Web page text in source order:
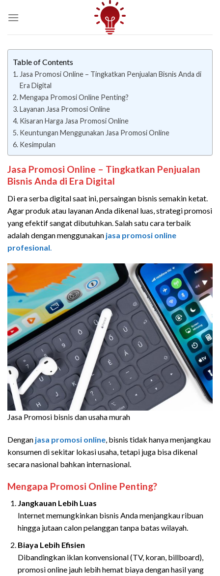
Table of Contents
Jasa Promosi Online – Tingkatkan Penjualan Bisnis Anda di
Era Digital
Mengapa Promosi Online Penting?
Layanan Jasa Promosi Online
Kisaran Harga Jasa Promosi Online
Keuntungan Menggunakan Jasa Promosi Online
Kesimpulan
Jasa Promosi Online – Tingkatkan Penjualan
Bisnis Anda di Era Digital
Di era serba digital saat ini, persaingan bisnis semakin ketat.
Agar produk atau layanan Anda dikenal luas, strategi promosi
yang efektif sangat dibutuhkan. Salah satu cara terbaik
adalah dengan menggunakan jasa promosi online
profesional
Jasa Promosi bisnis dan usaha murah
Dengan jasa promosi online , bisnis tidak hanya menjangkau
konsumen di sekitar lokasi usaha, tetapi juga bisa dikenal
secara nasional bahkan internasional.
Mengapa Promosi Online Penting?
Jangkauan Lebih Luas
Internet memungkinkan bisnis Anda menjangkau ribuan
hingga jutaan calon pelanggan tanpa batas wilayah.
Biaya Lebih Efisien
Dibandingkan iklan konvensional (TV, koran, billboard),
promosi online jauh lebih hemat biaya dengan hasil yang